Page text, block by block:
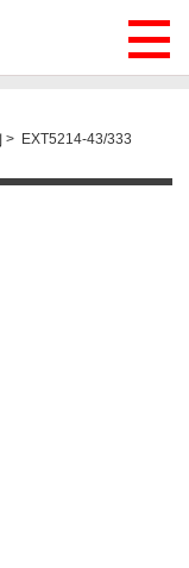
> EXT5214-43/333